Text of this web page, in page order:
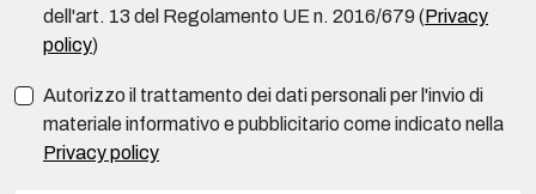
dell'art. 13 del Regolamento UE n. 2016/679 (Privacy
policy)
Autorizzo il trattamento dei dati personali per l'invio di
materiale informativo e pubblicitario come indicato nella
Privacy policy